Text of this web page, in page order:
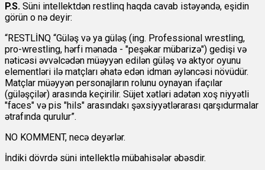
P.S. Süni intellektdən restlinq haqda cavab istəyəndə, eşidin
görün o nə deyir:
“RESTLİNQ “Güləş və ya güləş (ing. Professional wrestling,
pro-wrestling, hərfi mənada - "peşəkar mübarizə") gedişi və
nəticəsi əvvəlcədən müəyyən edilən güləş və aktyor oyunu
elementləri ilə matçları əhatə edən idman əyləncəsi növüdür.
Matçlar müəyyən personajların rolunu oynayan ifaçılar
(güləşçilər) arasında keçirilir. Süjet xətləri adətən xoş niyyətli
"faces" və pis "hils" arasındakı şəxsiyyətlərarası qarşıdurmalar
ətrafında qurulur”.
NO KOMMENT, necə deyərlər.
İndiki dövrdə süni intellektlə mübahisələr əbəsdir.